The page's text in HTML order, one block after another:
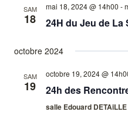
date.
SAM
18
mai 18, 2024 @ 14h00 -
24H du Jeu de La
octobre 2024
SAM
19
octobre 19, 2024 @
24h des
salle Edouard DETAiLLE